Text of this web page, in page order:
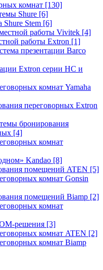
комнат [130]
Shure [6]
Shure Stem [6]
работы Vivitek [4]
работы Extron [1]
презентации Barco
Extron серии HC и
комнат Yamaha
переговорных Extron
бронирования
[4]
комнат
Kandao [8]
помещений ATEN [5]
комнат Gonsin
помещений Biamp [2]
комнат
решения [3]
комнат ATEN [2]
комнат Biamp